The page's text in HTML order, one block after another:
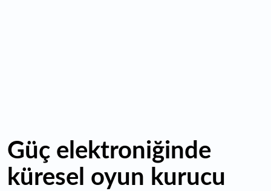
Güç elektroniğinde
küresel oyun kurucu